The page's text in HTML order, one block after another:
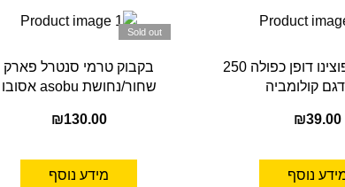
זוג כוסות קפוצינו דופן כפולה 250
קולומביה
₪39.00
נוסף
Sold out
בקבוק טרמי סנטרל פארק
שחור/נחושת asobu אסובו
₪130.00
מידע נוסף